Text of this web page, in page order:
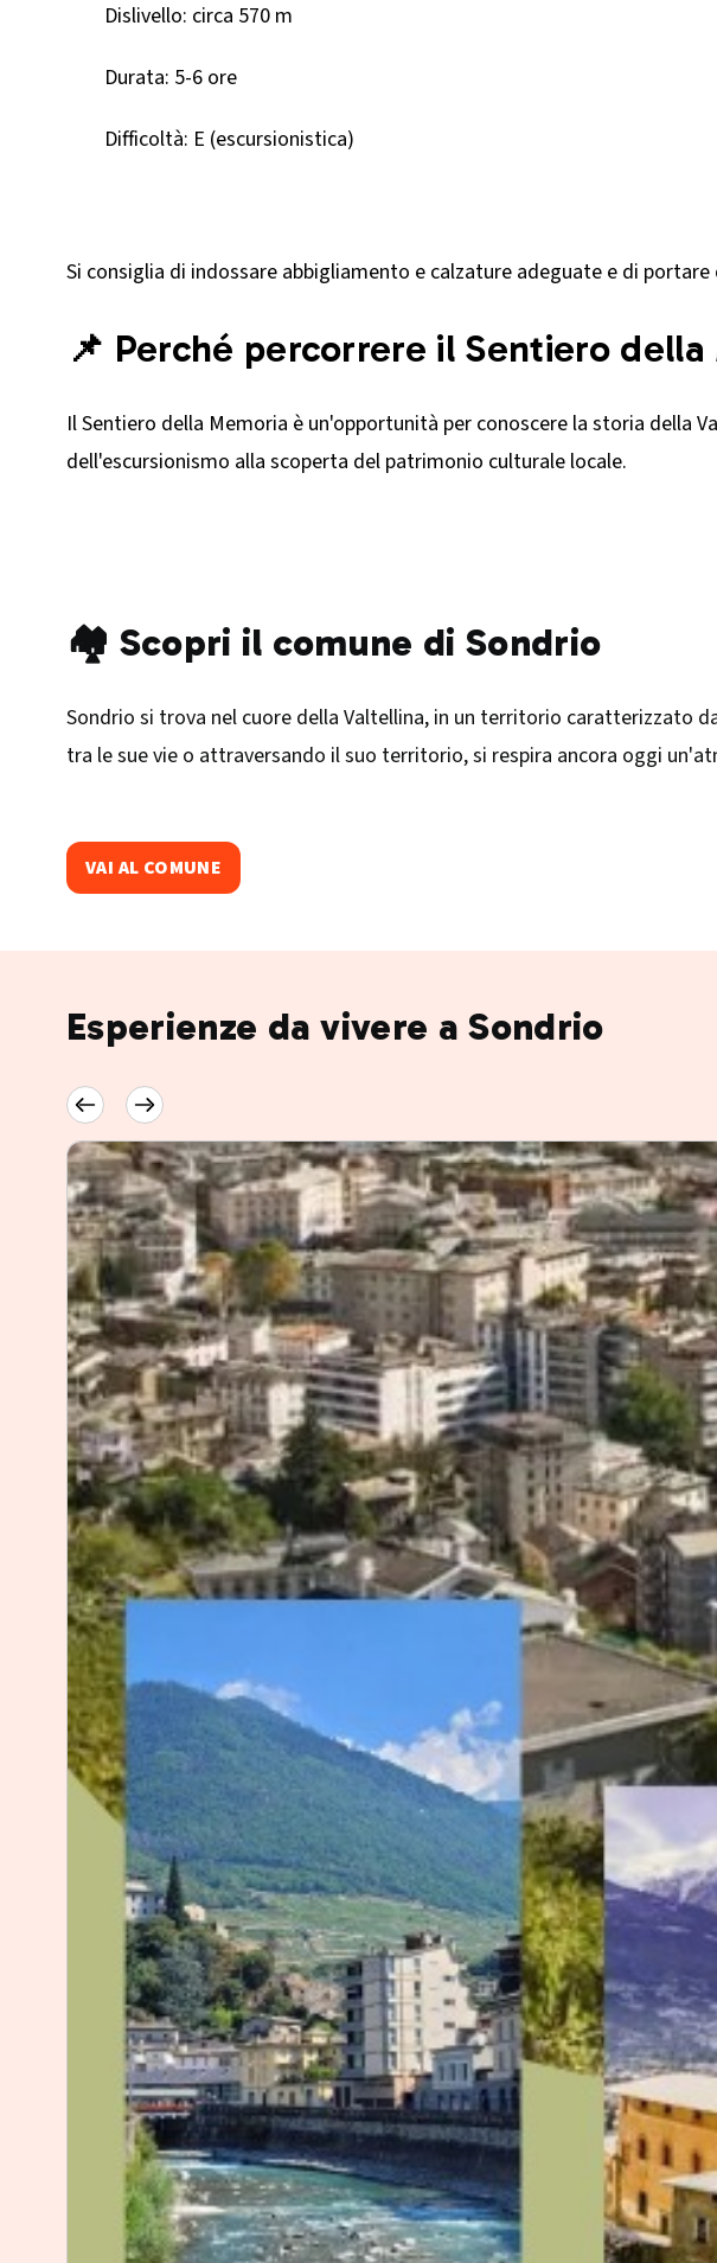
Dislivello: circa 570 m​
Durata: 5-6 ore​
Difficoltà: E (escursionistica)​
Si consiglia di indossare abbigliamento e calzature adeguate e di portare
📌 Perché percorrere il Sentiero della
Il Sentiero della Memoria è un'opportunità per conoscere la storia della
dell'escursionismo alla scoperta del patrimonio culturale locale.​
🏘️ Scopri il comune di Sondrio
Sondrio si trova nel cuore della Valtellina, in un territorio caratterizzato
tra le sue vie o attraversando il suo territorio, si respira ancora oggi
VAI AL COMUNE
Esperienze da vivere a Sondrio